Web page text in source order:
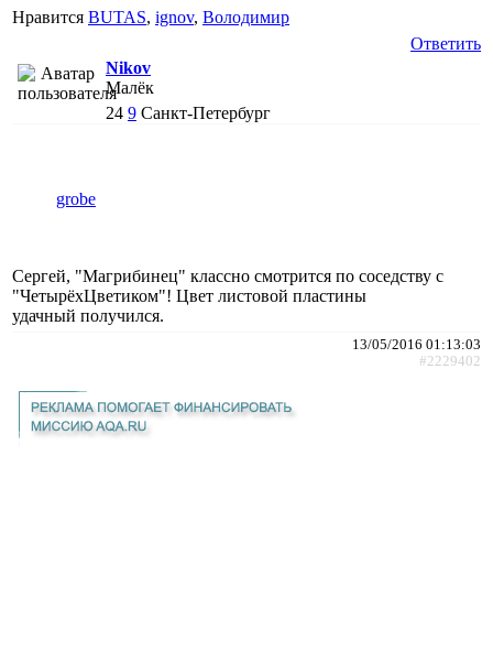
Нравится BUTAS, ignov, Володимир
Ответить
Nikov
Малёк
24 9 Санкт-Петербург
grobe
Сергей, "Магрибинец" классно смотрится по соседству с
"ЧетырёхЦветиком"! Цвет листовой пластины
удачный получился.
13/05/2016 01:13:03
#2229402